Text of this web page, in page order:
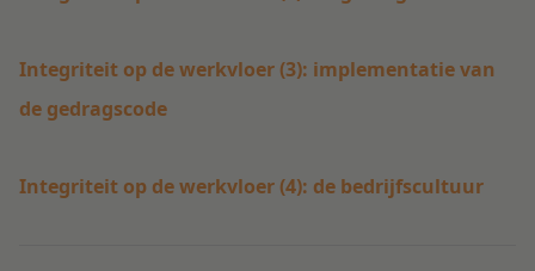
Integriteit op de werkvloer (3): implementatie van
de gedragscode
Integriteit op de werkvloer (4): de bedrijfscultuur